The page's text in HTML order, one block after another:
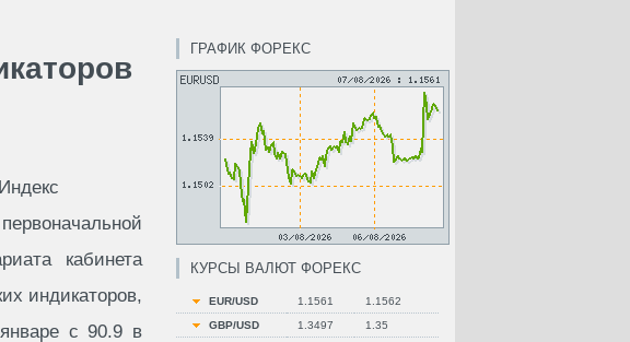
Индекс
кабинета
индикаторов,
с 90.9 в
ГРАФИК ФОРЕКС
КУРСЫ ВАЛЮТ ФОРЕКС
EUR/USD 1.1561
1.1562
GBP/USD
1.3497
1.35